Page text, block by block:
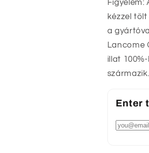
kézzel
a
Lancome
illat
származik.
Enter